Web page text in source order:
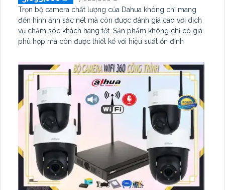
Trọn bộ camera chất lượng của Dahua không chỉ mang
đến hình ảnh sắc nét mà còn được đánh giá cao với dịch
vụ chăm sóc khách hàng tốt. Sản phẩm không chỉ có giá
phù hợp mà còn được thiết kế với hiệu suất ổn định